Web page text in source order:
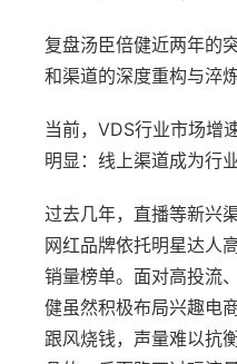
复盘汤臣倍健近两年的
和渠道的深度重构与淬炼
当前，VDS行业市场增
明显：线上渠道成为行
过去几年，直播等新兴
网红品牌依托明星达人
销量榜单。面对高投流
健虽然积极布局兴趣电
跟风烧钱，声量难以抗